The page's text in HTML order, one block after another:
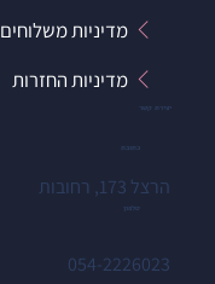
מדיניות משלוחים
מדיניות החזרות
יצירת קשר
כתובת
הרצל 173, רחובות
טלפון
054-2226023